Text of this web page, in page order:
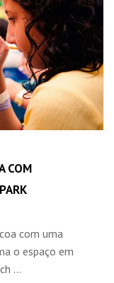
COM
com uma
o espaço em
...